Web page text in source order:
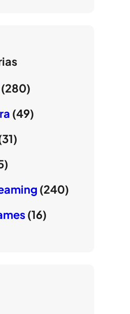
(280)
(49)
(240)
(16)